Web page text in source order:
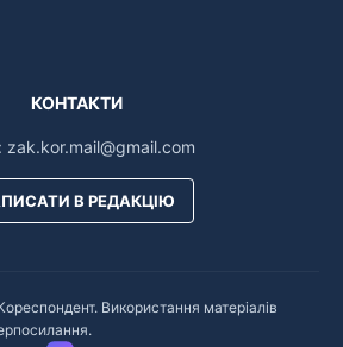
КОНТАКТИ
zak.kor.mail@gmail.com
В РЕДАКЦІЮ
Використання матеріалів